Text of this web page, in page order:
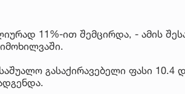
11%-ით შემცირდა, - ამის
გასაქირავებელი ფასი 10.4